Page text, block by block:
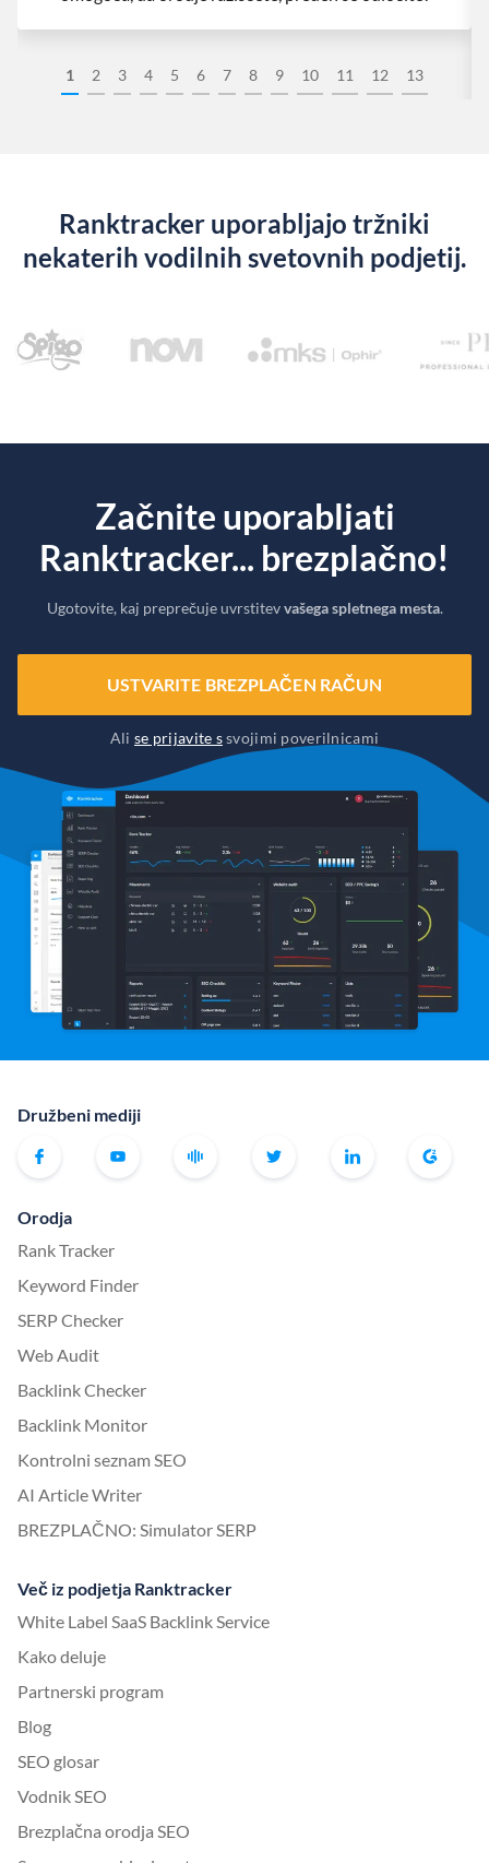
1 2 3 4 5 6 7 8 9 10 11 12 13
Ranktracker uporabljajo tržniki
nekaterih vodilnih svetovnih podjetij.
Začnite uporabljati
Ranktracker... brezplačno!
Ugotovite, kaj preprečuje uvrstitevvašega spletnega mesta.
USTVARITE BREZPLAČEN RAČUN
Alise prijavite ssvojimi poverilnicami
Družbeni mediji
Orodja
Rank Tracker
Keyword Finder
SERP Checker
Web Audit
Backlink Checker
Backlink Monitor
Kontrolni seznam SEO
AI Article Writer
BREZPLAČNO: Simulator SERP
Več iz podjetja Ranktracker
White Label SaaS Backlink Service
Kako deluje
Partnerski program
Blog
SEO glosar
Vodnik SEO
Brezplačna orodja SEO